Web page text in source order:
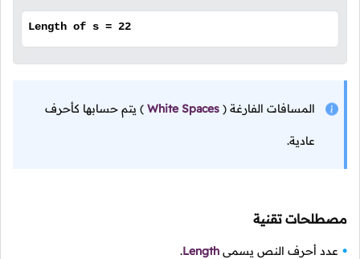
Length of s = 22
المسافات الفارغة (
White Spaces
) يتم حسابها كأحرف
عادية.
مصطلحات تقنية
عدد أحرف النص يسمى Length
.